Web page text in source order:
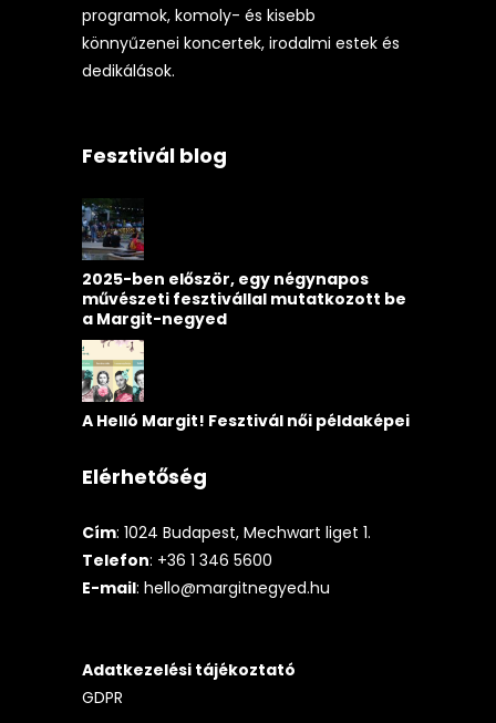
programok, komoly- és kisebb
könnyűzenei koncertek, irodalmi estek és
dedikálások.
Fesztivál blog
2025-ben először, egy négynapos
művészeti fesztivállal mutatkozott be
a Margit-negyed
A Helló Margit! Fesztivál női példaképei
Elérhetőség
Cím: 1024 Budapest, Mechwart liget 1.
Telefon: +36 1 346 5600
E-mail: hello@margitnegyed.hu
Adatkezelési tájékoztató
GDPR